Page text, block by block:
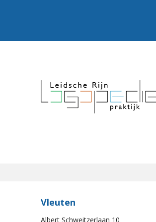
Vleuten
Albert Schweitzerlaan 10